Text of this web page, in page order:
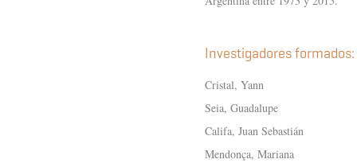
Investigadores formados:
Cristal, Yann
Seia, Guadalupe
Califa, Juan Sebastián
Mendonça, Mariana